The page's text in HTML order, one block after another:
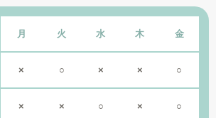
月 火 水 木 金
× ○ × × ○
× × ○ × ○